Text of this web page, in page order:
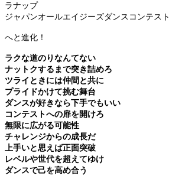
ラナップ
ジャパンオールエイジーズダンスコンテスト
へと進化！
ラクな道のりなんてない
ナットクするまで突き詰めろ
ツライときには仲間と共に
プライドかけて挑む舞台
ダンスが好きなら下手でもいい
コンテストへの扉を開けろ
無限に広がる可能性
チャレンジからの成長だ
上手いと思えば正面突破
レベルや世代を超えてゆけ
ダンスで己を高め合う